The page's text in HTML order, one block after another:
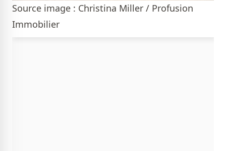
Source image : Christina Miller / Profusion
Immobilier